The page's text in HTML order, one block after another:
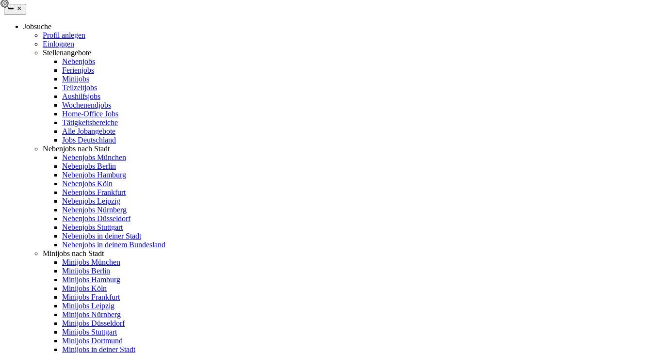
Jobsuche
Profil anlegen
Einloggen
Stellenangebote
Nebenjobs
Ferienjobs
Minijobs
Teilzeitjobs
Aushilfsjobs
Wochenendjobs
Home-Office Jobs
Tätigkeitsbereiche
Alle Jobangebote
Jobs Deutschland
Nebenjobs nach Stadt
Nebenjobs München
Nebenjobs Berlin
Nebenjobs Hamburg
Nebenjobs Köln
Nebenjobs Frankfurt
Nebenjobs Leipzig
Nebenjobs Nürnberg
Nebenjobs Düsseldorf
Nebenjobs Stuttgart
Nebenjobs in deiner Stadt
Nebenjobs in deinem Bundesland
Minijobs nach Stadt
Minijobs München
Minijobs Berlin
Minijobs Hamburg
Minijobs Köln
Minijobs Frankfurt
Minijobs Leipzig
Minijobs Nürnberg
Minijobs Düsseldorf
Minijobs Stuttgart
Minijobs Dortmund
Minijobs in deiner Stadt